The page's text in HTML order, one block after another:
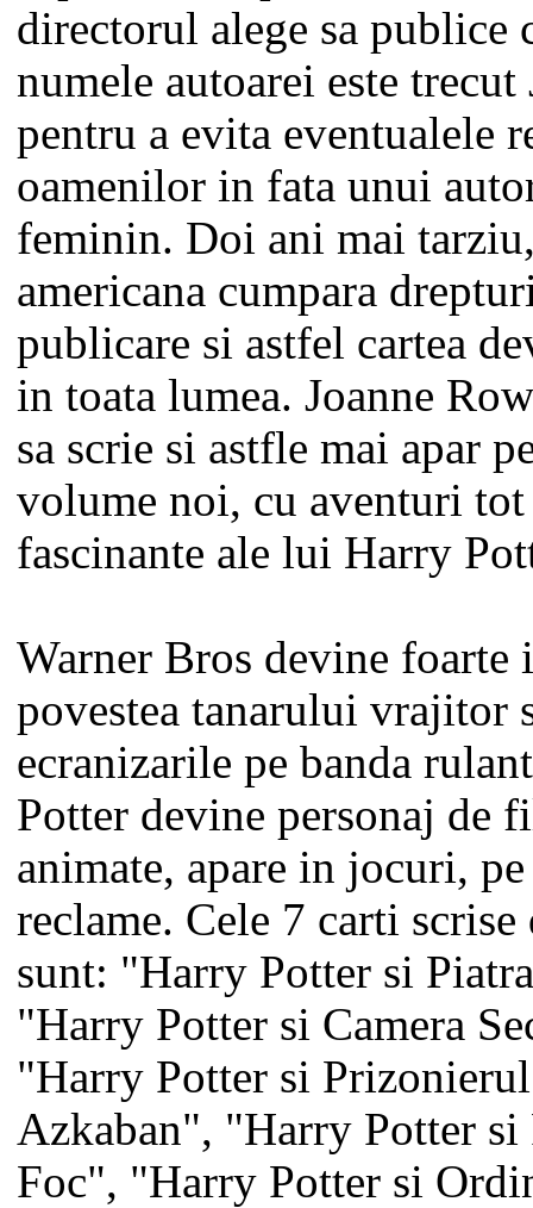
directorul alege sa publice
numele autoarei este
pentru a evita eventualele
oamenilor in fata unui
feminin. Doi ani mai
americana cumpara
publicare si astfel cartea
in toata lumea. Joanne
sa scrie si astfle mai apar
volume noi, cu aventuri
fascinante ale lui Harry
Warner Bros devine foarte
povestea tanarului vrajitor
ecranizarile pe banda
Potter devine personaj de
animate, apare in jocuri,
reclame. Cele 7 carti
sunt: "Harry Potter si
"Harry Potter si Camera
"Harry Potter si
Azkaban", "Harry Potter si
Foc", "Harry Potter si